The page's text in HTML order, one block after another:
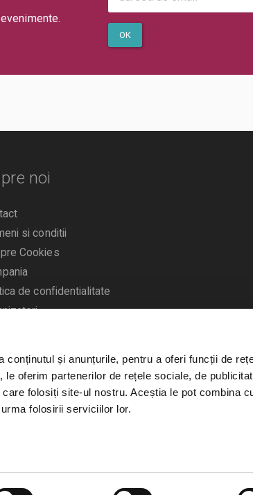
conținutul și anunțurile, pentru a oferi funcții de
le oferim partenerilor de rețele sociale, de
folosiți site-ul nostru. Aceștia le pot combina
folosirii serviciilor lor.
OK
noi
si conditii
Cookies
de confidentialitate